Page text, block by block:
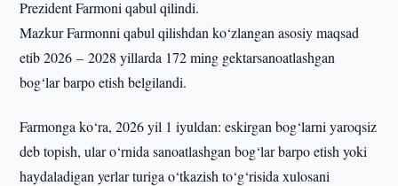
Prezident Farmoni qabul qilindi.
Mazkur Farmonni qabul qilishdan ko‘zlangan asosiy maqsad
etib 2026 – 2028 yillarda 172 ming gektarsanoatlashgan
bog‘lar barpo etish belgilandi.
Farmonga ko‘ra, 2026 yil 1 iyuldan: eskirgan bog‘larni yaroqsiz
deb topish, ular o‘rnida sanoatlashgan bog‘lar barpo etish yoki
haydaladigan yerlar turiga o‘tkazish to‘g‘risida xulosani